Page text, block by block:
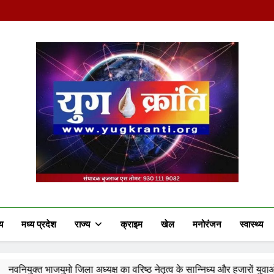
Yug Kranti |
मध्य प्रदेश राज्य क्राइम खेल मनोरंजन स्वास्थ्य
अध्यक्ष का वरिष्ठ नेतृत्व के सान्निध्य और हजारों युवाओं के समक्ष पदभार